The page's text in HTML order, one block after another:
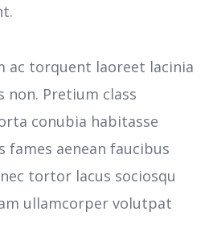
ac torquent laoreet lacinia
Pretium class
conubia habitasse
fames aenean faucibus
tortor lacus sociosqu
ullamcorper volutpat